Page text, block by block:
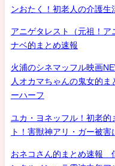
ンおたく！初老人の介護生
アニゲタレスト（元祖！
ナベ的まとめ速報
火浦のシネマッフル映画
人オカマちゃんの鬼女的
ーハーフ
ユカ・ヨネッフル！初老
ト！害獣神アリ・ガー被
おネコさん的まとめ速報